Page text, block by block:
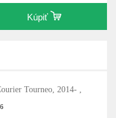
Kúpiť
Tourneo, 2014- ,